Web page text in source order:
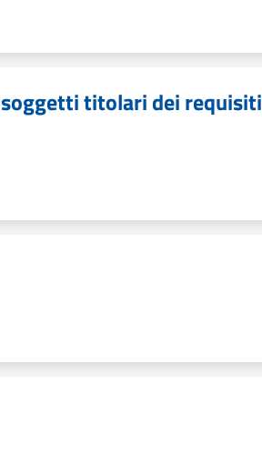
soggetti titolari dei requisiti